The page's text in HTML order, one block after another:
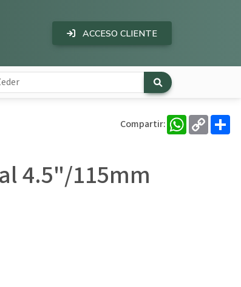
ACCESO CLIENTE
Compartir: WhatsApp
Copy
Link
4.5"/115mm